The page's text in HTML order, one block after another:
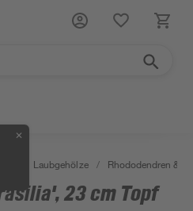
✕
Laubgehölze / Rhododendren &
23 cm Topf